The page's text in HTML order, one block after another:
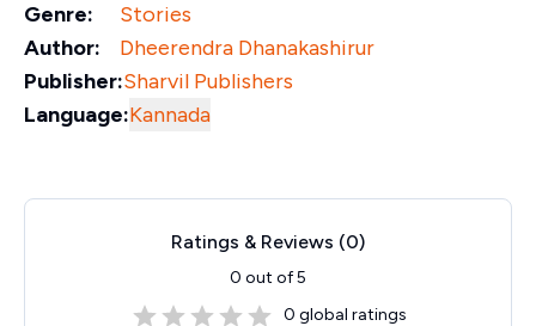
Genre:
Stories
Author:
Dheerendra Dhanakashirur
Publisher:Sharvil Publishers
Language:Kannada
Ratings & Reviews (0)
0 out of 5
0 global ratings